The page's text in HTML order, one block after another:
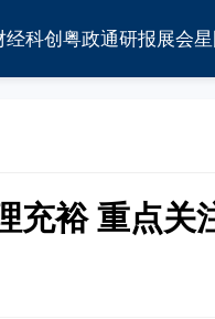
经科创粤政通研报展会
充裕 重点关